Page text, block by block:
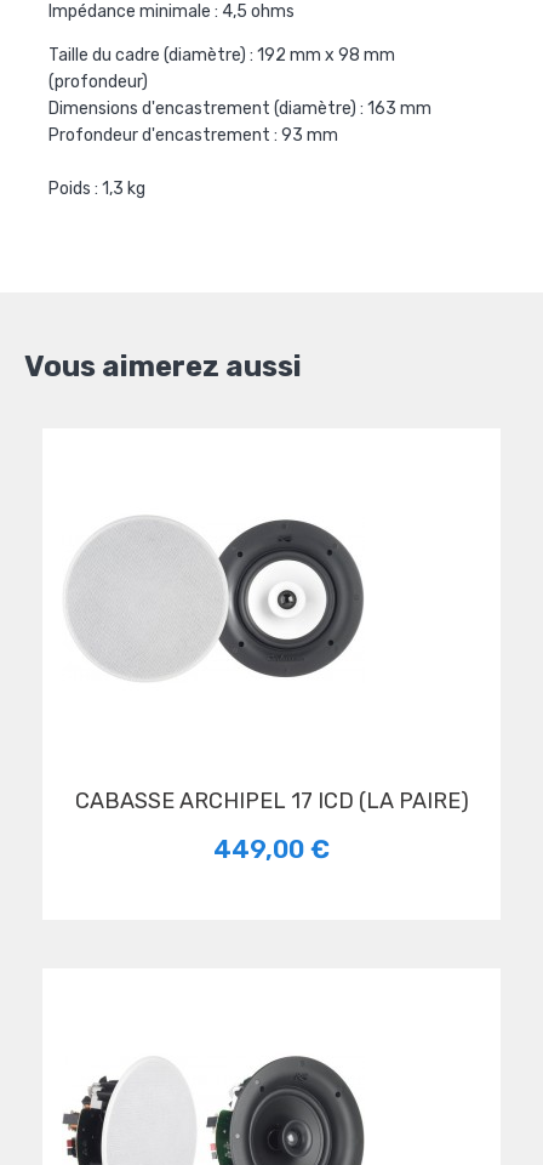
Impédance minimale : 4,5 ohms
Taille du cadre (diamètre) : 192 mm x 98 mm
(profondeur)
Dimensions d'encastrement (diamètre) : 163 mm
Profondeur d'encastrement : 93 mm
Poids : 1,3 kg
Vous aimerez aussi
CABASSE ARCHIPEL 17 ICD (LA PAIRE)
449,00 €